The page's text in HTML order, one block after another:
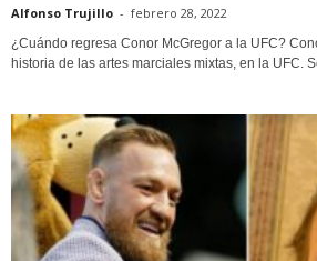
Alfonso Trujillo - febrero 28, 2022
¿Cuándo regresa Conor McGregor a la UFC?
historia de las artes marciales mixtas, en la UFC.